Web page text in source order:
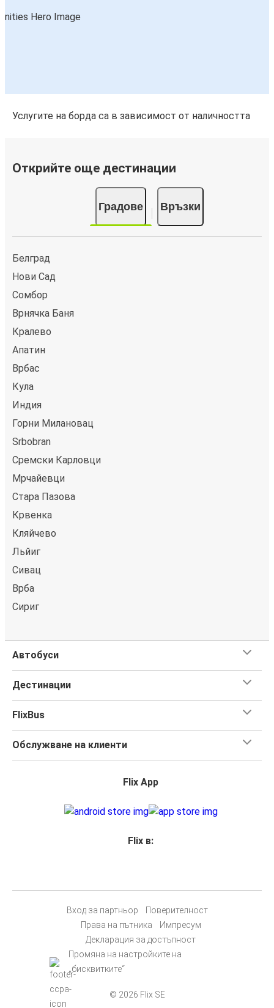
Услугите на борда са в зависимост от наличността
Открийте още дестинации
Градове Връзки
Белград
Нови Сад
Сомбор
Врнячка Баня
Кралево
Апатин
Врбас
Кула
Индия
Горни Милановац
Srbobran
Сремски Карловци
Мрчайевци
Стара Пазова
Крвенка
Кляйчево
Льйиг
Сивац
Врба
Сириг
Автобуси
Дестинации
FlixBus
Обслужване на клиенти
Flix App
Flix в:
Вход за партньор
Поверителност
Права на пътника
Импресум
Декларация за достъпност
Промяна на настройките на
„бисквитките“
© 2026 Flix SE